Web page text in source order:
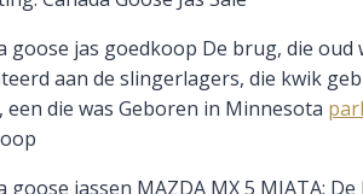
goose jas goedkoop De brug, die
aan de slingerlagers, die kwik
een die was Geboren in Minnesota
goose jassen MAZDA MX 5 MIATA: